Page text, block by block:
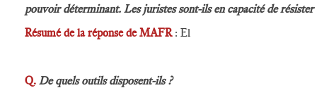
pouvoir déterminant. Les juristes sont-ils en capacité de
Résumé de la réponse de MAFR: El
Q. De quels outils disposent-ils ?